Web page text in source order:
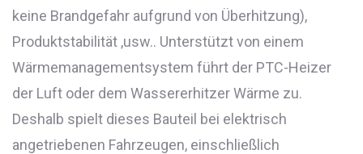
keine Brandgefahr aufgrund von Überhitzung),
Produktstabilität ,usw.. Unterstützt von einem
Wärmemanagementsystem führt der PTC-Heizer
der Luft oder dem Wassererhitzer Wärme zu.
Deshalb spielt dieses Bauteil bei elektrisch
angetriebenen Fahrzeugen, einschließlich